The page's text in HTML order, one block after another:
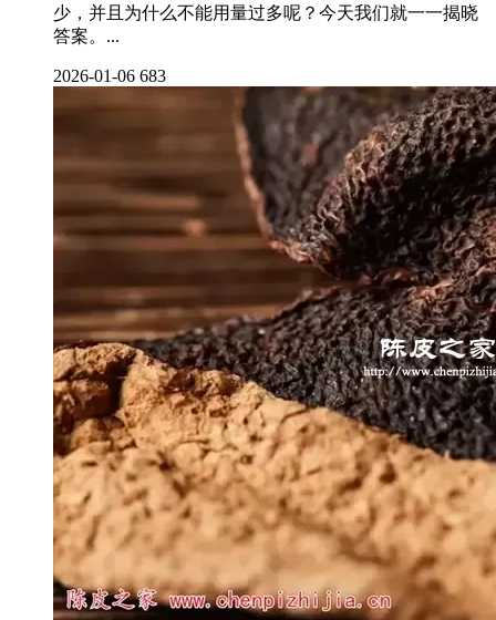
少，并且为什么不能用量过多呢？今天我们就一一揭晓
答案。...
2026-01-06 683